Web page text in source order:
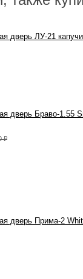
дверь ЛУ-21
дверь Браво-1.55
₽
дверь Прима-2